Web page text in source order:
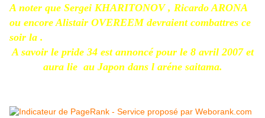
A noter que Sergei KHARITONOV , Ricardo ARONA
ou encore Alistair OVEREEM devraient combattres ce
soir la .
A savoir le pride 34 est annoncé pour le 8 avril 2007 et
aura lie au Japon dans l aréne saitama.